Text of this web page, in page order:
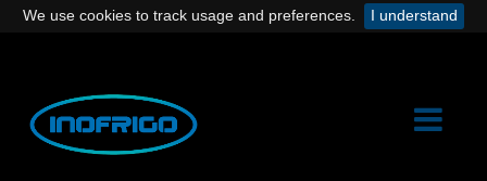
We use cookies to track usage and preferences. I understand